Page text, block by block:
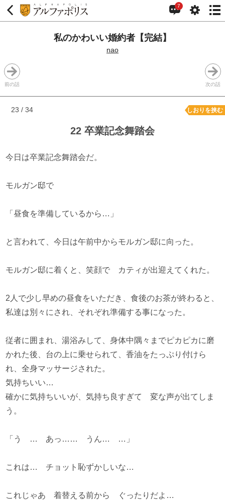
7
私のかわいい婚約者【完結】
nao
前の話 次の話
23 / 34 しおりを挟む
22 卒業記念舞踏会
今日は卒業記念舞踏会だ。
モルガン邸で
「昼食を準備しているから…」
と言われて、今日は午前中からモルガン邸に向った。
モルガン邸に着くと、笑顔で カティが出迎えてくれた。
2人で少し早めの昼食をいただき、食後のお茶が終わると、
私達は別々にされ、それぞれ準備する事になった。
従者に囲まれ、湯浴みして、身体中隅々までピカピカに磨
かれた後、台の上に乗せられて、香油をたっぷり付けら
れ、全身マッサージされた。
気持ちいい…
確かに気持ちいいが、気持ち良すぎて 変な声が出てしま
う。
「う … あっ…… うん… …」
これは… チョット恥ずかしいな…
これじゃあ 着替える前から ぐったりだよ…